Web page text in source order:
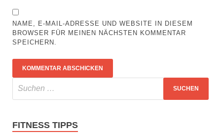
NAME, E-MAIL-ADRESSE UND WEBSITE IN DIESEM
BROWSER FÜR MEINEN NÄCHSTEN KOMMENTAR
SPEICHERN.
FITNESS TIPPS